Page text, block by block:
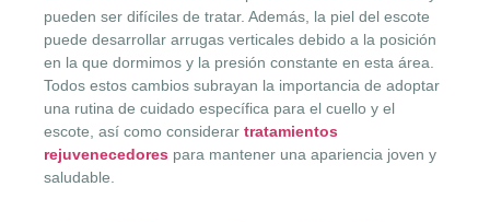
pueden ser difíciles de tratar. Además, la piel del escote
puede desarrollar arrugas verticales debido a la posición
en la que dormimos y la presión constante en esta área.
Todos estos cambios subrayan la importancia de adoptar
una rutina de cuidado específica para el cuello y el
escote, así como considerar tratamientos
rejuvenecedores para mantener una apariencia joven y
saludable.